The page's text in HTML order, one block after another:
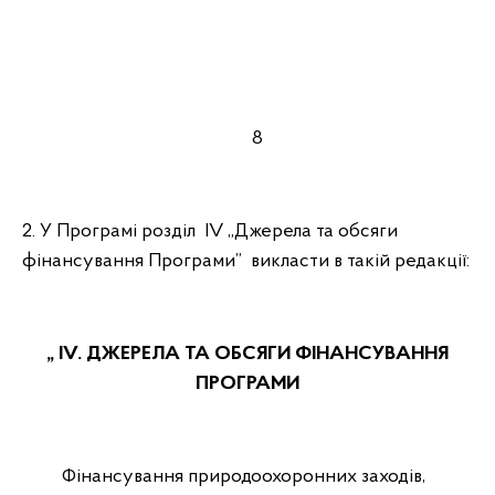
8
2. У Програмі розділ ІV „Джерела та обсяги
фінансування Програми” викласти в такій редакції:
„ ІV. ДЖЕРЕЛА ТА ОБСЯГИ ФІНАНСУВАННЯ
ПРОГРАМИ
Фінансування природоохоронних заходів,